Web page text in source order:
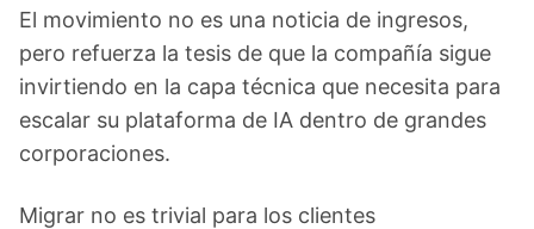
El movimiento no es una noticia de ingresos,
pero refuerza la tesis de que la compañía sigue
invirtiendo en la capa técnica que necesita para
escalar su plataforma de IA dentro de grandes
corporaciones.
Migrar no es trivial para los clientes